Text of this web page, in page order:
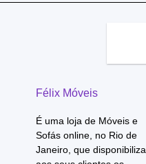
Félix Móveis
É uma loja de Móveis e
Sofás online, no Rio de
Janeiro, que disponibiliza